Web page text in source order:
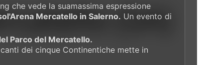
che vede la suamassima espressione
Mercatello in Salerno. Un evento di
Parco del Mercatello.
dei cinque Continentiche mette in